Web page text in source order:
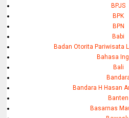
BPJS
BPK
BPN
Babi
Badan Otorita Pariwisata
Bahasa
Bali
Bandara H Hasan
Banten
Basarnas